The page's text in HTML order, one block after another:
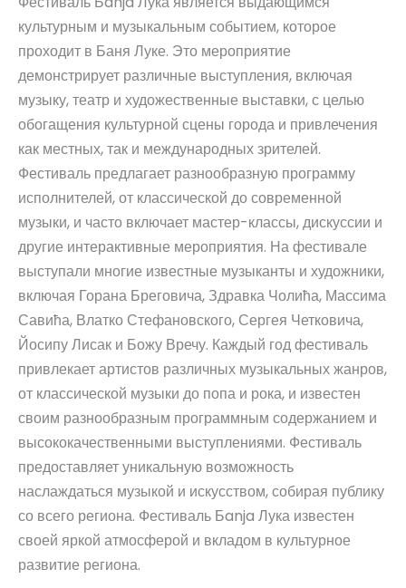
культурным и музыкальным событием, которое
проходит в Баня Луке. Это мероприятие
демонстрирует различные выступления, включая
музыку, театр и художественные выставки, с целью
обогащения культурной сцены города и привлечения
как местных, так и международных зрителей.
Фестиваль предлагает разнообразную программу
исполнителей, от классической до современной
музыки, и часто включает мастер-классы, дискуссии и
другие интерактивные мероприятия. На фестивале
выступали многие известные музыканты и художники,
включая Горана Бреговича, Здравка Чолића, Массима
Савића, Влатко Стефановского, Сергея Четковича,
Йосипу Лисак и Божу Вречу. Каждый год фестиваль
привлекает артистов различных музыкальных жанров,
от классической музыки до попа и рока, и известен
своим разнообразным программным содержанием и
высококачественными выступлениями. Фестиваль
предоставляет уникальную возможность
наслаждаться музыкой и искусством, собирая публику
со всего региона. Фестиваль Бanja Лука известен
своей яркой атмосферой и вкладом в культурное
развитие региона.